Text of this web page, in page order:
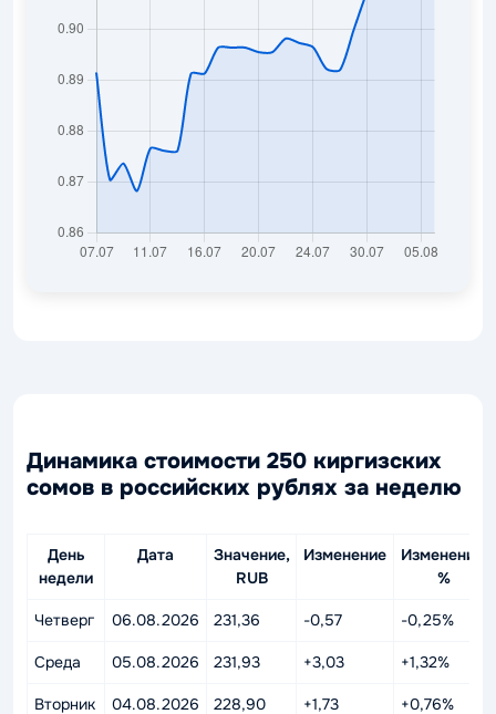
Динамика стоимости 250 киргизских
сомов в российских рублях за неделю
День
недели
Дата
Значение,
RUB
Изменение
Изменение,
%
Четверг 06.08.2026 231,36 -0,57 -0,25%
Среда 05.08.2026 231,93 +3,03 +1,32%
Вторник 04.08.2026 228,90 +1,73 +0,76%